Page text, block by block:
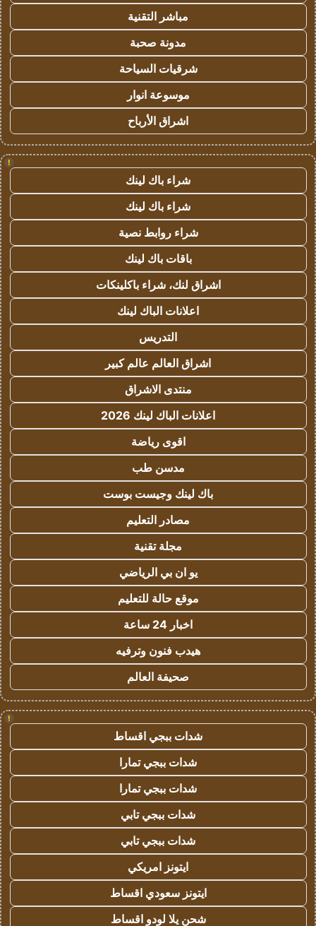
مباشر التقنية
مدونة صحبة
شرقيات السياحة
موسوعة انوار
اشراق الأرباح
!
شراء باك لينك
شراء باك لينك
شراء روابط نصية
باقات باك لينك
اشراق لنك، شراء باكلينكات
اعلانات الباك لينك
التدريس
اشراق العالم عالم كبير
منتدى الاشراق
اعلانات الباك لينك 2026
اقوى رياضة
مدسن طب
باك لينك وجيست بوست
مصادر التعليم
مجلة تقنية
يو ان بي الرياضي
موقع حالة للتعليم
اخبار 24 ساعة
هيدب فنون وترفيه
صحيفة العالم
!
شدات ببجي اقساط
شدات ببجي تمارا
شدات ببجي تمارا
شدات ببجي تابي
شدات ببجي تابي
ايتونز امريكي
ايتونز سعودي اقساط
شحن يلا لودو اقساط